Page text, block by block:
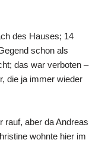
des Hauses; 14
schon als
das war verboten –
die ja immer wieder
rauf, aber da Andreas
wohnte hier im